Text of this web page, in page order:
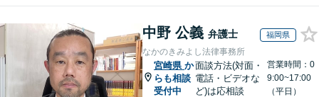
中野 公義 弁護士 福岡県
なかのきみよし法律事務所
宮崎県 か
らも相談
受付中
面談方法(対面・
電話・ビデオな
ど)は応相談
営業時間：0
9:00~17:00
（平日）